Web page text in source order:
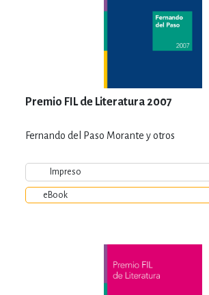
Premio FIL de Literatura 2007
Fernando del Paso Morante y otros
Impreso
eBook